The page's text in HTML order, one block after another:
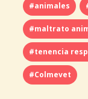
#animales
#maltrato
#tenencia
#Colmevet